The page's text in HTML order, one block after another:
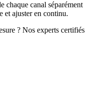
chaque canal séparément
et ajuster en continu.
? Nos experts certifiés